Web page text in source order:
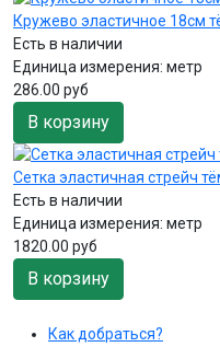
Кружево эластичное 18см
Есть в наличии
Единица измерения: метр
286.00 руб
В корзину
Сетка эластичная стрейч
Есть в наличии
Единица измерения: метр
1820.00 руб
В корзину
Как добраться?